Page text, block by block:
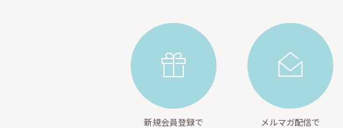
新規会員登録で
メルマガ配信で